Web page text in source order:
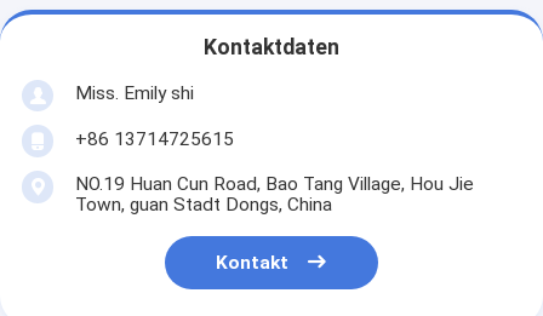
Kontaktdaten
Miss. Emily shi
+86 13714725615
NO.19 Huan Cun Road, Bao Tang Village, Hou Jie
Town, guan Stadt Dongs, China
Kontakt